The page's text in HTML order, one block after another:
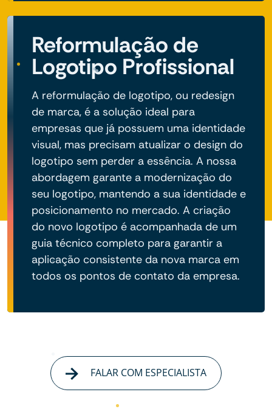
Reformulação de
Logotipo Profissional
A reformulação de logotipo, ou redesign
de marca, é a solução ideal para
empresas que já possuem uma identidade
visual, mas precisam atualizar o design do
logotipo sem perder a essência. A nossa
abordagem garante a modernização do
seu logotipo, mantendo a sua identidade e
posicionamento no mercado. A criação
do novo logotipo é acompanhada de um
guia técnico completo para garantir a
aplicação consistente da nova marca em
todos os pontos de contato da empresa.
FALAR COM ESPECIALISTA